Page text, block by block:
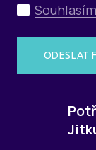
ODESLAT